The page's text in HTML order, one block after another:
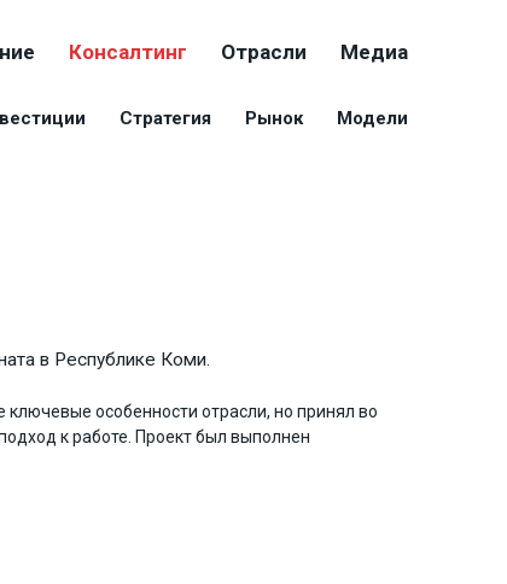
Консалтинг Отрасли Медиа
Стратегия Рынок Модели
в Республике Коми.
ключевые особенности отрасли, но принял во
к работе. Проект был выполнен